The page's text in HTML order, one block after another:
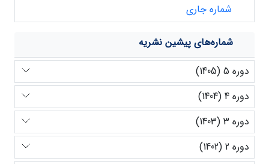
شماره جاری
شماره‌های پیشین نشریه
دوره 5 (1405)
دوره 4 (1404)
دوره 3 (1403)
دوره 2 (1402)